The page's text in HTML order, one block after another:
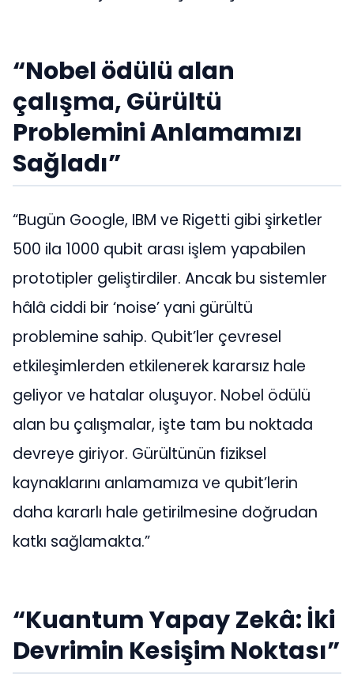
“Nobel ödülü alan
çalışma, Gürültü
Problemini Anlamamızı
Sağladı”
“Bugün Google, IBM ve Rigetti gibi şirketler
500 ila 1000 qubit arası işlem yapabilen
prototipler geliştirdiler. Ancak bu sistemler
hâlâ ciddi bir ‘noise’ yani gürültü
problemine sahip. Qubit’ler çevresel
etkileşimlerden etkilenerek kararsız hale
geliyor ve hatalar oluşuyor. Nobel ödülü
alan bu çalışmalar, işte tam bu noktada
devreye giriyor. Gürültünün fiziksel
kaynaklarını anlamamıza ve qubit’lerin
daha kararlı hale getirilmesine doğrudan
katkı sağlamakta.”
“Kuantum Yapay Zekâ: İki
Devrimin Kesişim Noktası”